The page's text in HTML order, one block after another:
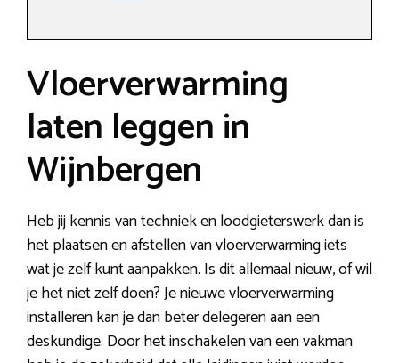
Vloerverwarming
laten leggen in
Wijnbergen
Heb jij kennis van techniek en loodgieterswerk dan is
het plaatsen en afstellen van vloerverwarming iets
wat je zelf kunt aanpakken. Is dit allemaal nieuw, of wil
je het niet zelf doen? Je nieuwe vloerverwarming
installeren kan je dan beter delegeren aan een
deskundige. Door het inschakelen van een vakman